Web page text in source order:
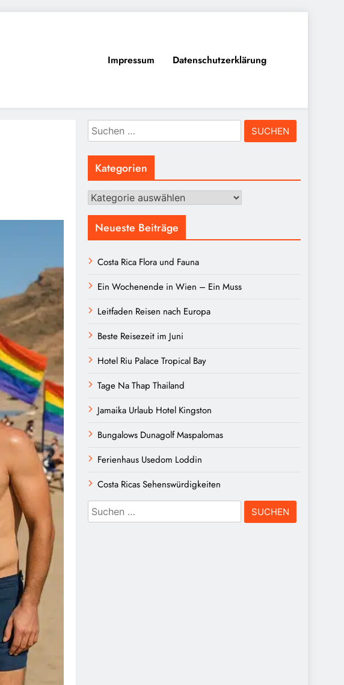
Impressum Datenschutzerklärung
Suchen
nach:
Kategorien
Kategorien
Neueste Beiträge
Costa Rica Flora und Fauna
Ein Wochenende in Wien – Ein Muss
Leitfaden Reisen nach Europa
Beste Reisezeit im Juni
Hotel Riu Palace Tropical Bay
Tage Na Thap Thailand
Jamaika Urlaub Hotel Kingston
Bungalows Dunagolf Maspalomas
Ferienhaus Usedom Loddin
Costa Ricas Sehenswürdigkeiten
Suchen
nach: